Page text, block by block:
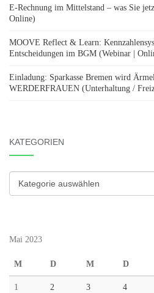
E-Rechnung im Mittelstand – was Sie
Online)
MOOVE Reflect & Learn:
Entscheidungen im BGM (Webinar |
Einladung: Sparkasse Bremen wird
WERDERFRAUEN (Unterhaltung /
KATEGORIEN
Kategorien
Mai 2023
M D M D
1 2 3 4